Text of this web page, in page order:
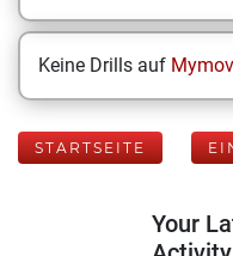
Keine Drills auf
STARTSEITE
Your